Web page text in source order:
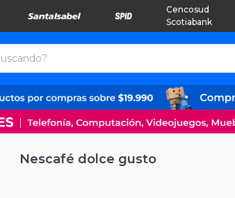
Cencosud
Scotiabank
Nescafé dolce gusto